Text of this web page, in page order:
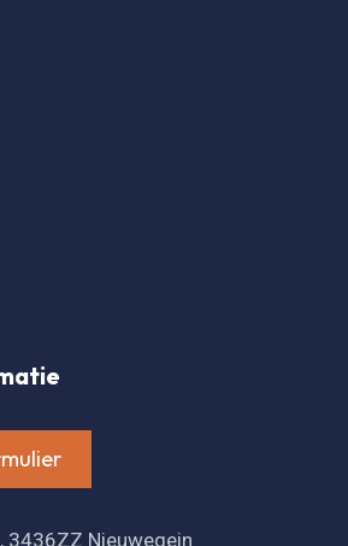
3436ZZ Nieuwegein